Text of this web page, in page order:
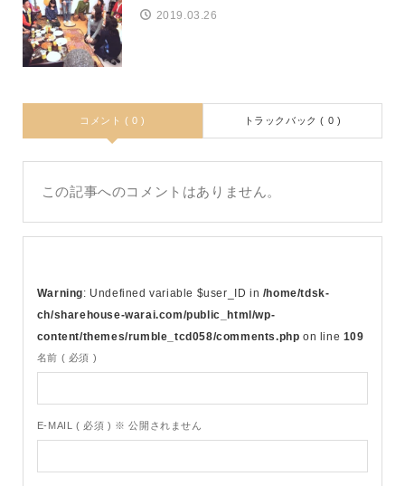
2019.03.26
コメント ( 0 ) トラックバック ( 0 )
この記事へのコメントはありません。
Warning : Undefined variable $user_ID in /home/tdsk-
ch/sharehouse-warai.com/public_html/wp-
content/themes/rumble_tcd058/comments.php on line 109
名前 ( 必須 )
E-MAIL ( 必須 ) ※ 公開されません